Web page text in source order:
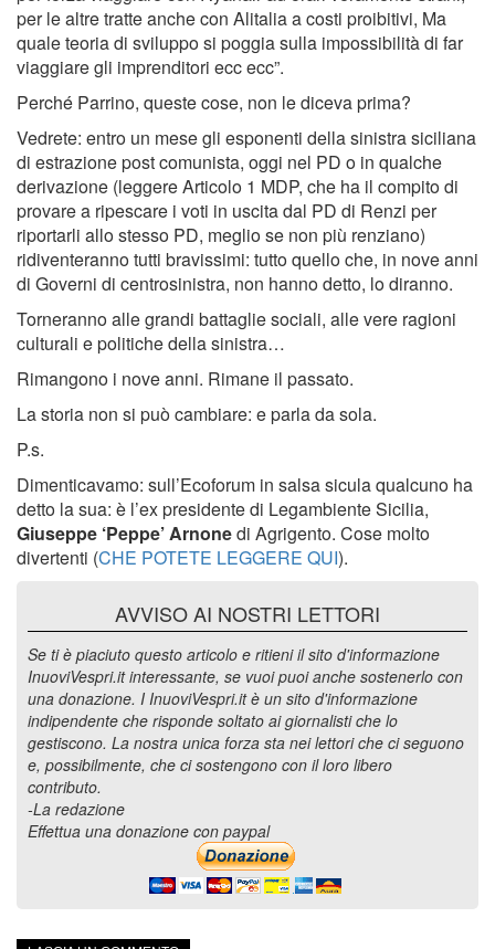
per le altre tratte anche con Alitalia a costi proibitivi, Ma
quale teoria di sviluppo si poggia sulla impossibilità di far
viaggiare gli imprenditori ecc ecc”.
Perché Parrino, queste cose, non le diceva prima?
Vedrete: entro un mese gli esponenti della sinistra siciliana
di estrazione post comunista, oggi nel PD o in qualche
derivazione (leggere Articolo 1 MDP, che ha il compito di
provare a ripescare i voti in uscita dal PD di Renzi per
riportarli allo stesso PD, meglio se non più renziano)
ridiventeranno tutti bravissimi: tutto quello che, in nove anni
di Governi di centrosinistra, non hanno detto, lo diranno.
Torneranno alle grandi battaglie sociali, alle vere ragioni
culturali e politiche della sinistra…
Rimangono i nove anni. Rimane il passato.
La storia non si può cambiare: e parla da sola.
P.s.
Dimenticavamo: sull’Ecoforum in salsa sicula qualcuno ha
detto la sua: è l’ex presidente di Legambiente Sicilia,
Giuseppe ‘Peppe’ Arnonedi Agrigento. Cose molto
divertenti (CHE POTETE LEGGERE QUI).
AVVISO AI NOSTRI LETTORI
Se ti è piaciuto questo articolo e ritieni il sito d'informazione
InuoviVespri.it interessante, se vuoi puoi anche sostenerlo con
una donazione. I InuoviVespri.it è un sito d'informazione
indipendente che risponde soltato ai giornalisti che lo
gestiscono. La nostra unica forza sta nei lettori che ci seguono
e, possibilmente, che ci sostengono con il loro libero
contributo.
-La redazione
Effettua una donazione con paypal